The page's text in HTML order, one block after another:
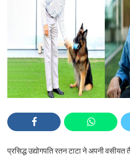
प्रसिद्ध उद्योगपति रतन टाटा ने अपनी